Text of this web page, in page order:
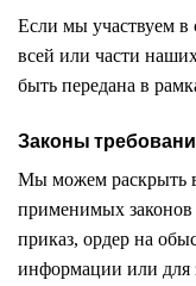
Если мы участвуем
всей или части
быть передана в
Законы
Мы можем раскрыть
применимых законов
приказ, ордер на
информации или